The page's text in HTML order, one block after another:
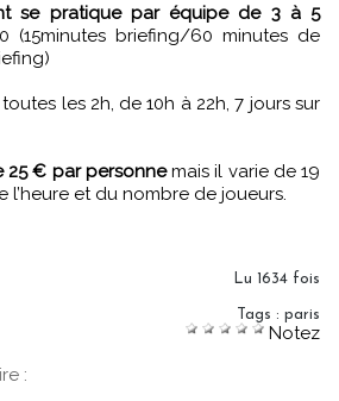
se pratique par équipe de 3 à 5
(15minutes briefing/60 minutes de
les 2h, de 10h à 22h, 7 jours sur
25 € par personnemais il varie de 19
l’heure et du nombre de joueurs.
Lu 1634 fois
Tags : paris
Notez
: